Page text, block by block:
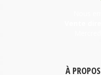
À PROPOS